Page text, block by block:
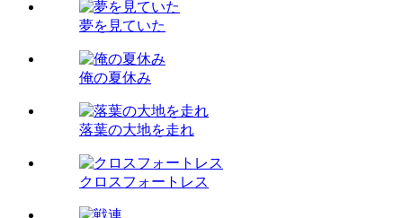
夢を見ていた
俺の夏休み
落葉の大地を走れ
クロスフォートレス